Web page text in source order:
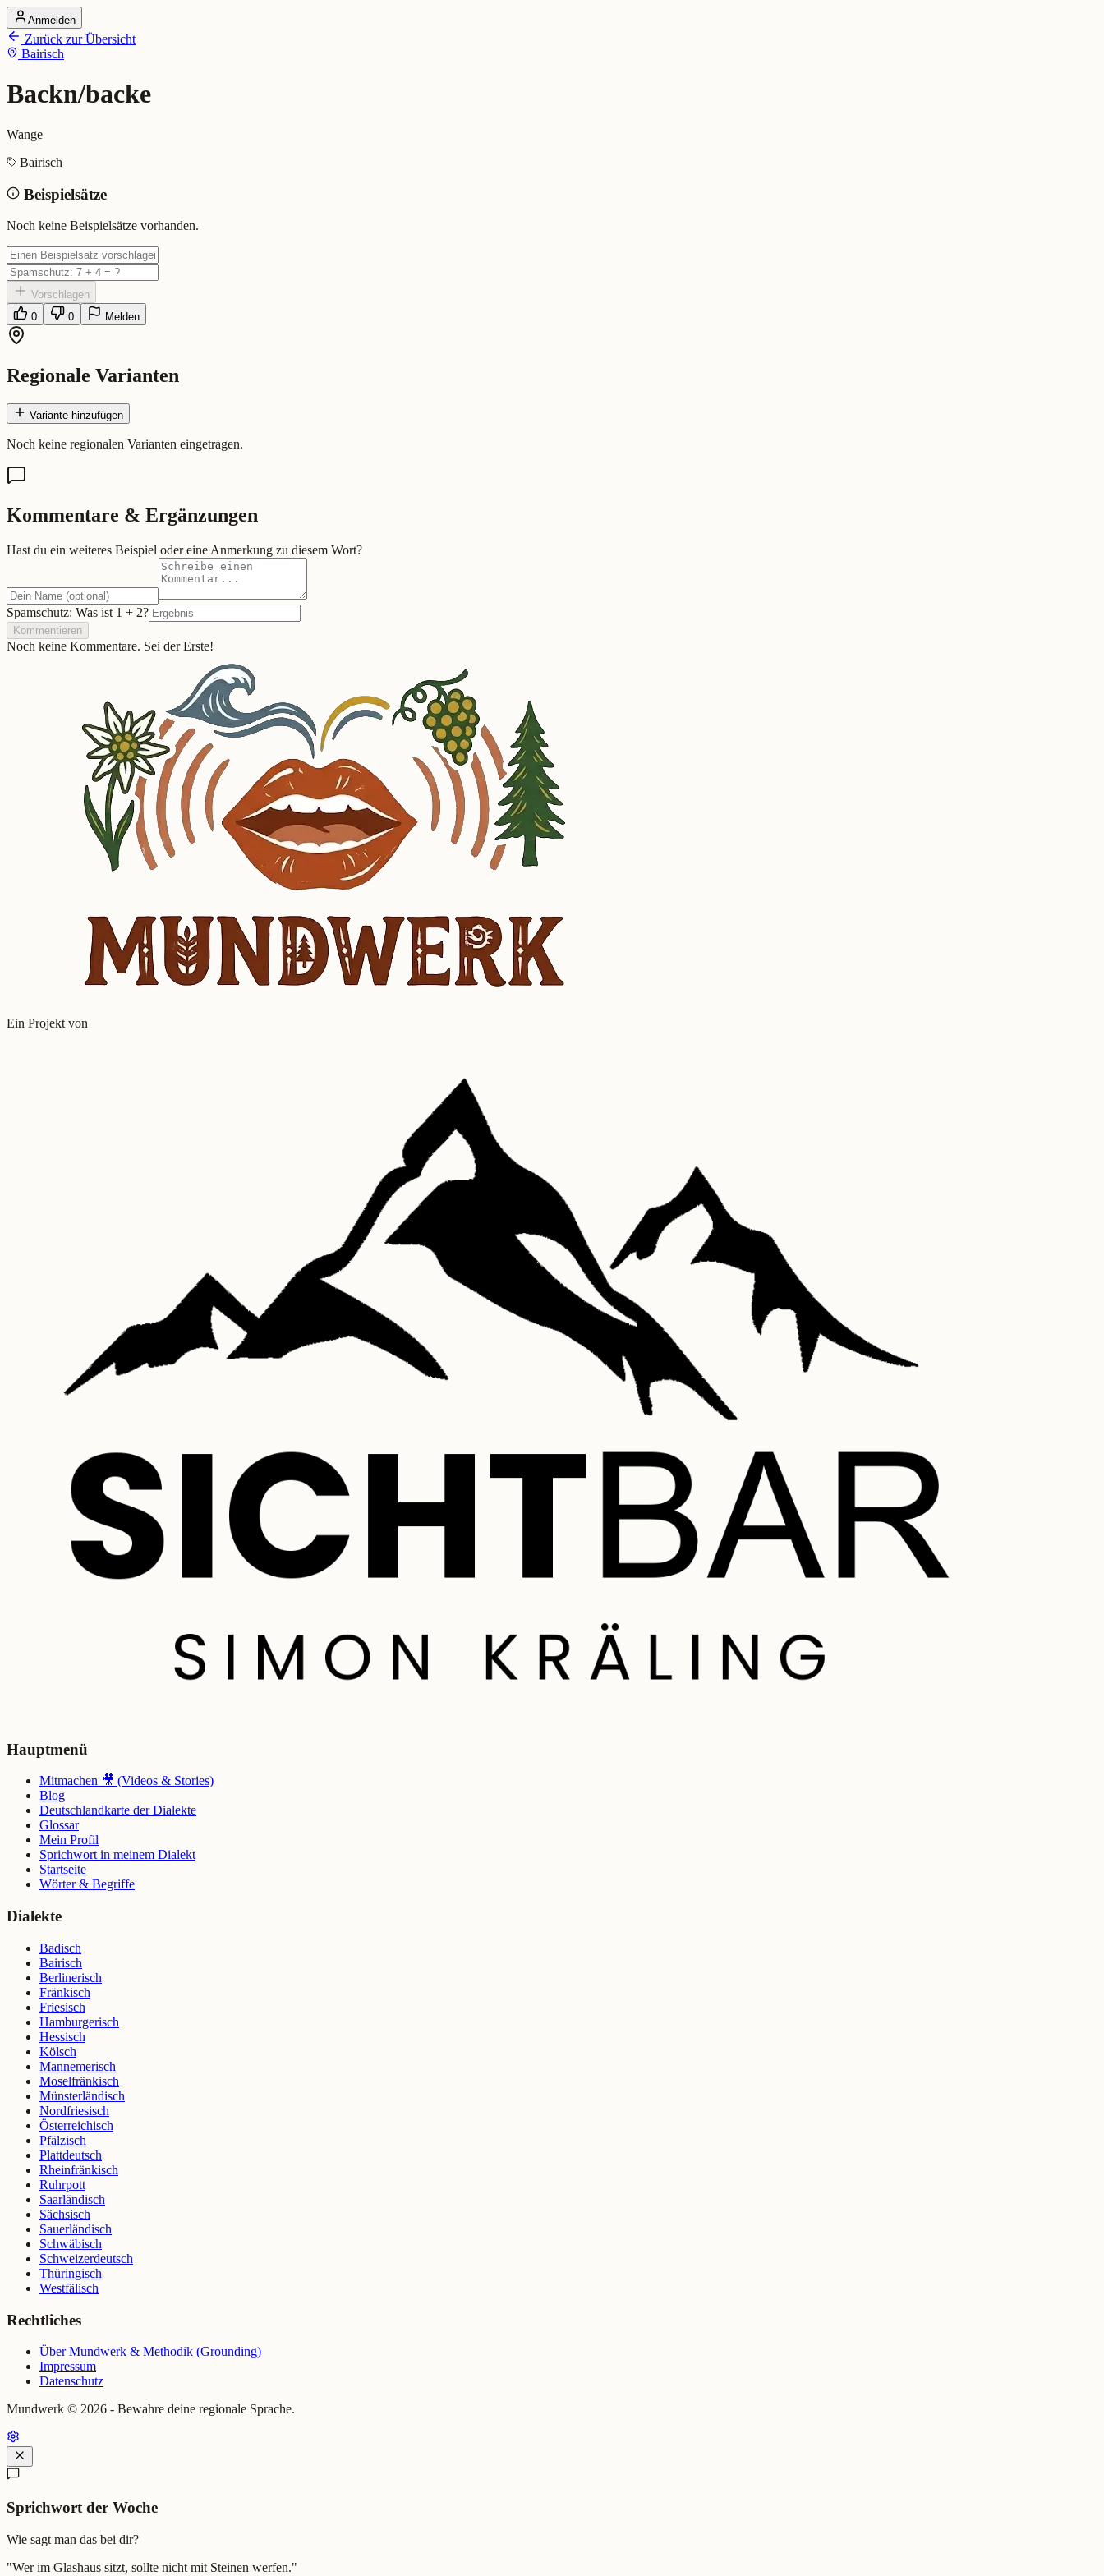
Startseite
Alle Dialekte
Dialekte vergleichen
Dialekt-Karte
Ranking
Backn/backe (Bairisch)
Bedeutung: Wange
Eingereicht von: Mundwerk Team
Anmelden
Zurück zur Übersicht
Bairisch
Backn/backe
Wange
Bairisch
Beispielsätze
Noch keine Beispielsätze vorhanden.
Vorschlagen
0
0 Melden
Regionale Varianten
Variante hinzufügen
Noch keine regionalen Varianten eingetragen.
Kommentare & Ergänzungen
Hast du ein weiteres Beispiel oder eine Anmerkung zu diesem Wort?
Spamschutz: Was ist 1 + 2?
Kommentieren
Noch keine Kommentare. Sei der Erste!
Ein Projekt von
Hauptmenü
Mitmachen 🎥 (Videos & Stories)
Blog
Deutschlandkarte der Dialekte
Glossar
Mein Profil
Sprichwort in meinem Dialekt
Startseite
Wörter & Begriffe
Dialekte
Badisch
Bairisch
Berlinerisch
Fränkisch
Friesisch
Hamburgerisch
Hessisch
Kölsch
Mannemerisch
Moselfränkisch
Münsterländisch
Nordfriesisch
Österreichisch
Pfälzisch
Plattdeutsch
Rheinfränkisch
Ruhrpott
Saarländisch
Sächsisch
Sauerländisch
Schwäbisch
Schweizerdeutsch
Thüringisch
Westfälisch
Rechtliches
Über Mundwerk & Methodik (Grounding)
Impressum
Datenschutz
Mundwerk © 2026 - Bewahre deine regionale Sprache.
Sprichwort der Woche
Wie sagt man das bei dir?
"Wer im Glashaus sitzt, sollte nicht mit Steinen werfen."